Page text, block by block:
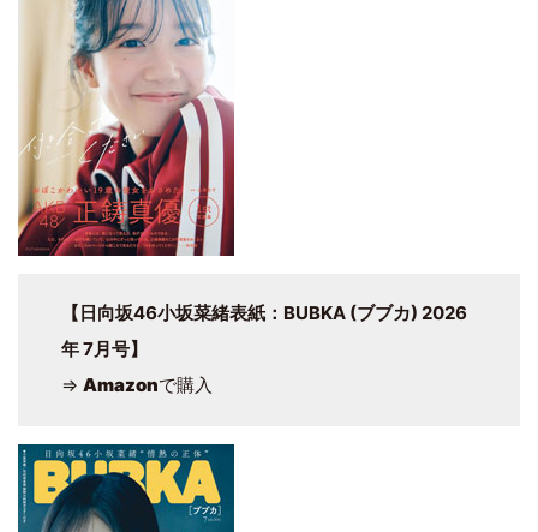
【日向坂46小坂菜緒表紙：BUBKA (ブブカ) 2026
年 7月号】
⇒ Amazonで購入